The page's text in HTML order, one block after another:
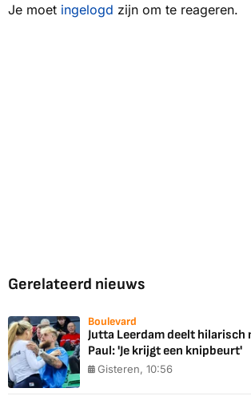
Je moet ingelogd zijn om te reageren.
Gerelateerd nieuws
Boulevard
Jutta Leerdam deelt hilarisch
Paul: 'Je krijgt een knipbeurt'
Gisteren, 10:56